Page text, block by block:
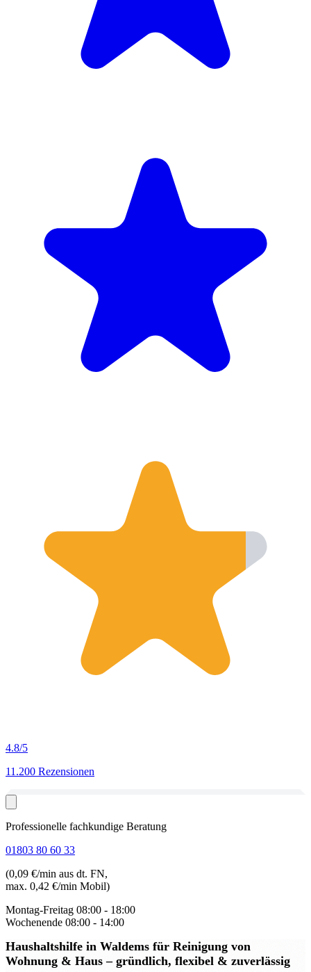
4.8/5
11.200 Rezensionen
Professionelle fachkundige Beratung
01803 80 60 33
(0,09 €/min aus dt. FN,
max. 0,42 €/min Mobil)
Montag-Freitag 08:00 - 18:00
Wochenende 08:00 - 14:00
Haushaltshilfe in Waldems für Reinigung von
Wohnung & Haus – gründlich, flexibel & zuverlässig